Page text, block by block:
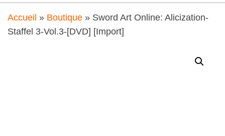
Accueil » Boutique » Sword Art Online: Alicization-
Staffel 3-Vol.3-[DVD] [Import]